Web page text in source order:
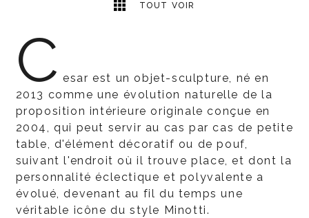
TOUT VOIR
C esar est un objet-sculpture, né en
2013 comme une évolution naturelle de la
proposition intérieure originale conçue en
2004, qui peut servir au cas par cas de petite
table, d'élément décoratif ou de pouf,
suivant l'endroit où il trouve place, et dont la
personnalité éclectique et polyvalente a
évolué, devenant au fil du temps une
véritable icône du style Minotti.